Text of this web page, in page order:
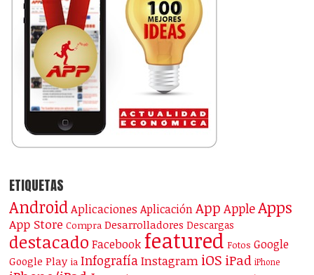
ETIQUETAS
Android Aplicaciones Aplicación App AppleApps
App Store Compra Desarrolladores Descargas
destacado Facebook featured Fotos Google
Google Play ia InfografíaInstagram iOS iPad iPhone